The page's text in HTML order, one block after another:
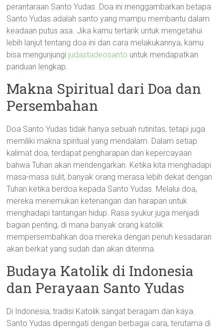
perantaraan Santo Yudas. Doa ini menggambarkan betapa
Santo Yudas adalah santo yang mampu membantu dalam
keadaan putus asa. Jika kamu tertarik untuk mengetahui
lebih lanjut tentang doa ini dan cara melakukannya, kamu
bisa mengunjungi judastadeosanto untuk mendapatkan
panduan lengkap.
Makna Spiritual dari Doa dan
Persembahan
Doa Santo Yudas tidak hanya sebuah rutinitas, tetapi juga
memiliki makna spiritual yang mendalam. Dalam setiap
kalimat doa, terdapat pengharapan dan kepercayaan
bahwa Tuhan akan mendengarkan. Ketika kita menghadapi
masa-masa sulit, banyak orang merasa lebih dekat dengan
Tuhan ketika berdoa kepada Santo Yudas. Melalui doa,
mereka menemukan ketenangan dan harapan untuk
menghadapi tantangan hidup. Rasa syukur juga menjadi
bagian penting, di mana banyak orang katolik
mempersembahkan doa mereka dengan penuh kesadaran
akan berkat yang sudah dan akan diterima.
Budaya Katolik di Indonesia
dan Perayaan Santo Yudas
Di Indonesia, tradisi Katolik sangat beragam dan kaya.
Santo Yudas diperingati dengan berbagai cara, terutama di